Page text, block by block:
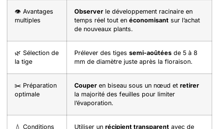
👁️ Avantages
multiples
Observer le développement racinaire en
temps réel tout en économisant sur l’achat
de nouveaux plants.
🌿 Sélection de
la tige
Prélever des tiges semi-aoûtées de 5 à 8
mm de diamètre juste après la floraison.
✂️ Préparation
optimale
Couper en biseau sous un nœud et retirer
la majorité des feuilles pour limiter
l’évaporation.
💧 Conditions
Utiliser un récipient transparent avec de